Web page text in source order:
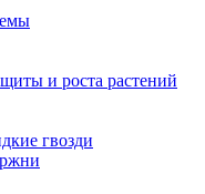
и роста растений
гвозди